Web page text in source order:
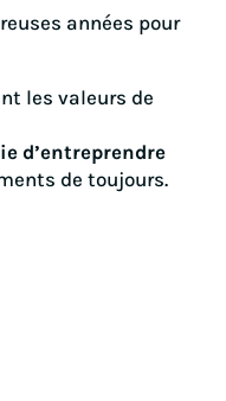
années pour
les valeurs de
d’entreprendre
de toujours.